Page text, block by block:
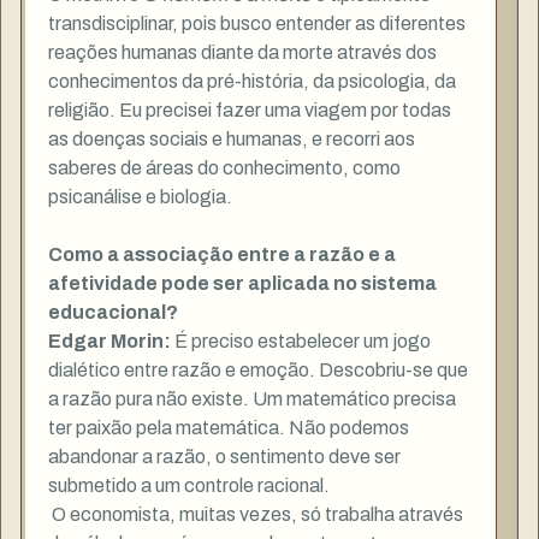
transdisciplinar, pois busco entender as diferentes
reações humanas diante da morte através dos
conhecimentos da pré-história, da psicologia, da
religião. Eu precisei fazer uma viagem por todas
as doenças sociais e humanas, e recorri aos
saberes de áreas do conhecimento, como
psicanálise e biologia.
Como a associação entre a razão e a
afetividade pode ser aplicada no sistema
educacional?
Edgar Morin: É preciso estabelecer um jogo
dialético entre razão e emoção. Descobriu-se que
a razão pura não existe. Um matemático precisa
ter paixão pela matemática. Não podemos
abandonar a razão, o sentimento deve ser
submetido a um controle racional.
O economista, muitas vezes, só trabalha através